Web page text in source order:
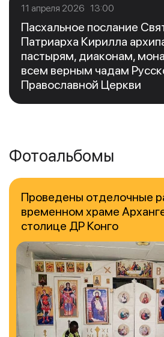
11 апреля 2026 13:00
Пасхальное послание
Патриарха Кирилла
пастырям, диаконам,
всем верным чадам
Православной Церкви
Фотоальбомы
Проведены отделочные
временном храме
столице ДР Конго